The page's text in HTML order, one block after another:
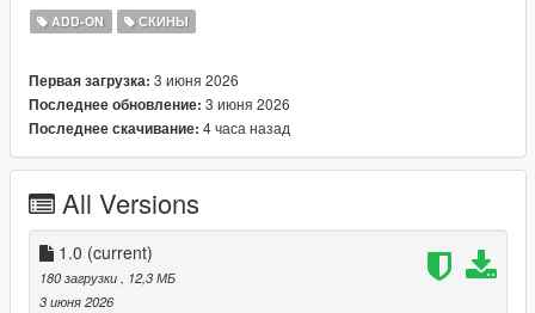
Note: - Please refrain from uploading this mod to other
websites or repackaging it for paid sales. - This is my first self-
may exist, kindly take note before use.
ADD-ON СКИНЫ
Первая загрузка: 3 июня 2026
Последнее обновление: 3 июня 2026
Последнее скачивание: 4 часа назад
All Versions
1.0 (current)
180 загрузки
, 12,3 МБ
3 июня 2026